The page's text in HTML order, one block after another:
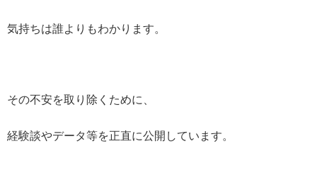
気持ちは誰よりもわかります。
その不安を取り除くために、
経験談やデータ等を正直に公開しています。